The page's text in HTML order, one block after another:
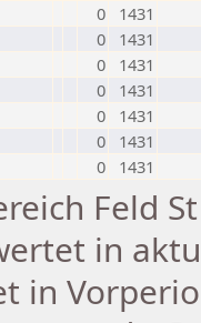
0
1431
0
1431
0
1431
0
1431
0
1431
0
1431
0 1431
Feld
in
in